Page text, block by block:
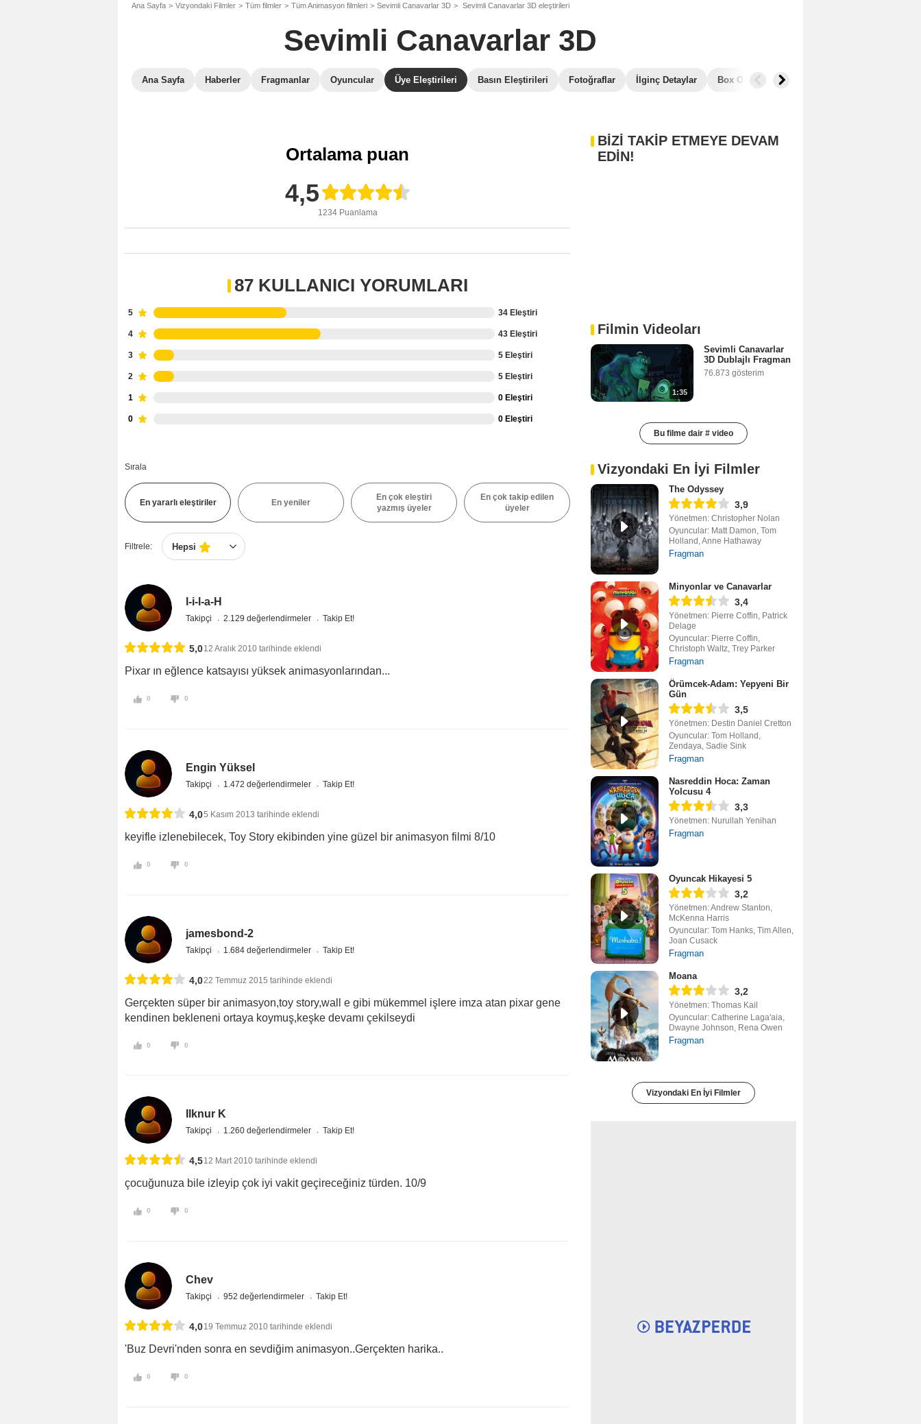
Ana Sayfa Vizyondaki Filmler Tüm filmler Tüm Animasyon filmleri Sevimli Canavarlar 3D Sevimli Canavarlar 3D eleştirileri
Sevimli Canavarlar 3D
Ana Sayfa Haberler Fragmanlar Oyuncular Üye Eleştirileri Basın Eleştirileri Fotoğraflar İlginç Detaylar Box Office Benzer Filmler
Ortalama puan
4,5
1234 Puanlama
87 KULLANICI YORUMLARI
5 34 Eleştiri
4 43 Eleştiri
3 5 Eleştiri
2 5 Eleştiri
1 0 Eleştiri
0 0 Eleştiri
Sırala
En yararlı eleştiriler En yeniler
En çok eleştiri
yazmış üyeler
En çok takip edilen
üyeler
Filtrele: Hepsi
l-i-l-a-H
Takipçi 2.129 değerlendirmeler Takip Et!
5,012 Aralık 2010 tarihinde eklendi
Pixar ın eğlence katsayısı yüksek animasyonlarından...
0 0
Engin Yüksel
Takipçi 1.472 değerlendirmeler Takip Et!
4,05 Kasım 2013 tarihinde eklendi
keyifle izlenebilecek, Toy Story ekibinden yine güzel bir animasyon filmi 8/10
0 0
jamesbond-2
Takipçi 1.684 değerlendirmeler Takip Et!
4,022 Temmuz 2015 tarihinde eklendi
Gerçekten süper bir animasyon,toy story,wall e gibi mükemmel işlere imza atan pixar gene
kendinen bekleneni ortaya koymuş,keşke devamı çekilseydi
0 0
Ilknur K
Takipçi 1.260 değerlendirmeler Takip Et!
4,512 Mart 2010 tarihinde eklendi
çocuğunuza bile izleyip çok iyi vakit geçireceğiniz türden. 10/9
0 0
Chev
Takipçi 952 değerlendirmeler Takip Et!
4,019 Temmuz 2010 tarihinde eklendi
'Buz Devri'nden sonra en sevdiğim animasyon..Gerçekten harika..
0 0
BİZİ TAKİP ETMEYE DEVAM
EDİN!
Filmin Videoları
1:35
Sevimli Canavarlar
3D Dublajlı Fragman
76.873 gösterim
Bu filme dair # video
Vizyondaki En İyi Filmler
The Odyssey
3,9
Yönetmen: Christopher Nolan
Oyuncular: Matt Damon, Tom
Holland, Anne Hathaway
Fragman
Minyonlar ve Canavarlar
3,4
Yönetmen: Pierre Coffin, Patrick
Delage
Oyuncular: Pierre Coffin,
Christoph Waltz, Trey Parker
Fragman
Örümcek-Adam: Yepyeni Bir
Gün
3,5
Yönetmen: Destin Daniel Cretton
Oyuncular: Tom Holland,
Zendaya, Sadie Sink
Fragman
Nasreddin Hoca: Zaman
Yolcusu 4
3,3
Yönetmen: Nurullah Yenihan
Fragman
Oyuncak Hikayesi 5
3,2
Yönetmen: Andrew Stanton,
McKenna Harris
Oyuncular: Tom Hanks, Tim Allen,
Joan Cusack
Fragman
Moana
3,2
Yönetmen: Thomas Kail
Oyuncular: Catherine Laga'aia,
Dwayne Johnson, Rena Owen
Fragman
Vizyondaki En İyi Filmler